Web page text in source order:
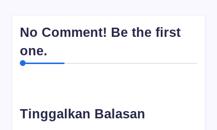
No Comment! Be the first
one.
Tinggalkan Balasan